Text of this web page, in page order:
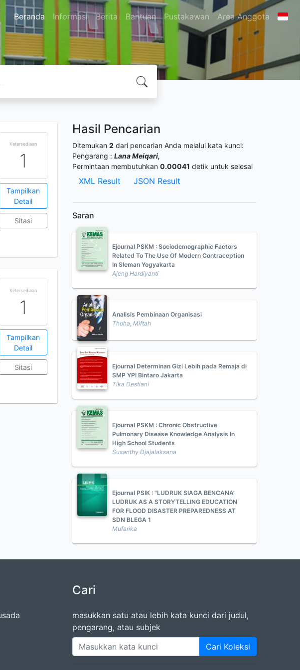
Beranda Informasi Berita Bantuan Pustakawan Area Anggota
Ketersediaan
1
Tampilkan
Detail
Sitasi
Ketersediaan
1
Tampilkan
Detail
Sitasi
Hasil Pencarian
Ditemukan 2 dari pencarian Anda melalui kata kunci:
Pengarang : Lana Meiqari,
Permintaan membutuhkan 0.00041 detik untuk selesai
XML Result JSON Result
Saran
Ejournal PSKM : Sociodemographic Factors
Related To The Use Of Modern Contraception
In Sleman Yogyakarta
Ajeng Hardiyanti
Analisis Pembinaan Organisasi
Thoha, Miftah
Ejournal Determinan Gizi Lebih pada Remaja di
SMP YPI Bintaro Jakarta
Tika Destiani
Ejournal PSKM : Chronic Obstructive
Pulmonary Disease Knowledge Analysis In
High School Students
Susanthy Djajalaksana
Ejournal PSIK : "LUDRUK SIAGA BENCANA"
LUDRUK AS A STORYTELLING EDUCATION
FOR FLOOD DISASTER PREPAREDNESS AT
SDN BLEGA 1
Mufarika
Cari
masukkan satu atau lebih kata kunci dari judul,
pengarang, atau subjek
Cari Koleksi